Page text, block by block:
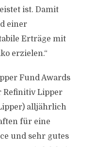
ist. Damit
einer
Erträge mit
erzielen.“
Fund Awards
Refinitiv Lipper
alljährlich
für eine
und sehr gutes